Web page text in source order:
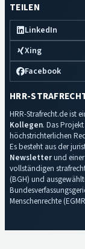
TEILEN
LinkedIn
Xing
Facebook
HRR-
HRR-Strafrecht.de ist
Kollegen. Das
höchstrichterlichen
Es besteht aus der
Newsletterund einer
vollständigen
(BGH) und
Menschenrechte